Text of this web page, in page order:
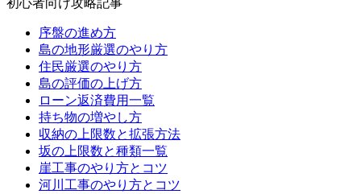
初心者向け攻略記事
序盤の進め方
島の地形厳選のやり方
住民厳選のやり方
島の評価の上げ方
ローン返済費用一覧
持ち物の増やし方
収納の上限数と拡張方法
坂の上限数と種類一覧
崖工事のやり方とコツ
河川工事のやり方とコツ